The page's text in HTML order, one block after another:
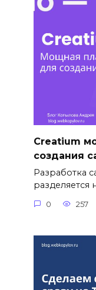
Сreatium
создания
Разработка
разделяется
0 257